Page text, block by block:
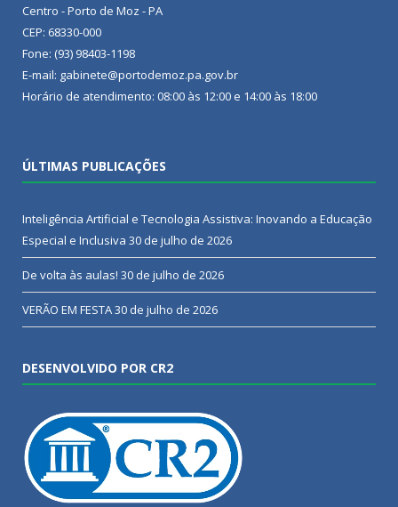
Centro - Porto de Moz - PA
CEP: 68330-000
Fone: (93) 98403-1198
E-mail: gabinete@portodemoz.pa.gov.br
Horário de atendimento: 08:00 às 12:00 e 14:00 às 18:00
ÚLTIMAS PUBLICAÇÕES
Inteligência Artificial e Tecnologia Assistiva: Inovando a Educação
Especial e Inclusiva 30 de julho de 2026
De volta às aulas! 30 de julho de 2026
VERÃO EM FESTA30 de julho de 2026
DESENVOLVIDO POR CR2